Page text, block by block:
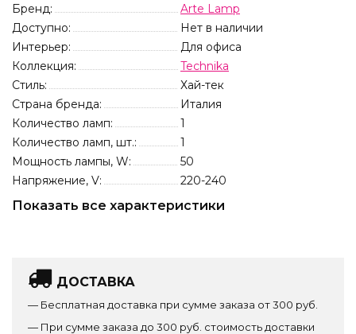
Бренд:
Arte Lamp
Доступно:
Нет в наличии
Интерьер:
Для офиса
Коллекция:
Technika
Стиль:
Хай-тек
Страна бренда:
Италия
Количество ламп:
1
Количество ламп, шт.:
1
Мощность лампы, W:
50
Напряжение, V:
220-240
Показать все характеристики
ДОСТАВКА
— Бесплатная доставка при сумме заказа от 300 руб.
— При сумме заказа до 300 руб. стоимость доставки